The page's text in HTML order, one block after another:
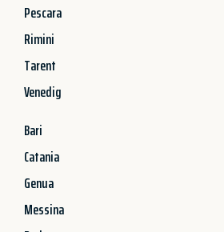
Pescara
Rimini
Tarent
Venedig
Bari
Catania
Genua
Messina